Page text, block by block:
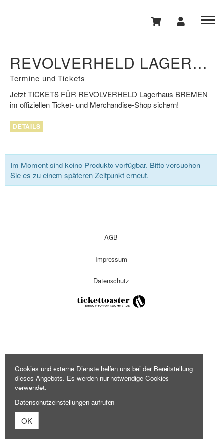
REVOLVERHELD LAGERHAUS BREMEN
Termine und Tickets
JetztTICKETS FÜR REVOLVERHELD Lagerhaus BREMEN
im offiziellen Ticket- und Merchandise-Shop sichern!
DETAILS
Im Moment sind keine Produkte verfügbar. Bitte versuchen
Sie es zu einem späteren Zeitpunkt erneut.
AGB
Impressum
Datenschutz
Cookies und externe Dienste helfen uns bei der Bereitstellung
dieses Angebots. Es werden nur notwendige Cookies
verwendet.
Datenschutzeinstellungen aufrufen
OK